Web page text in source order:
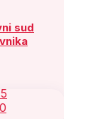
sud